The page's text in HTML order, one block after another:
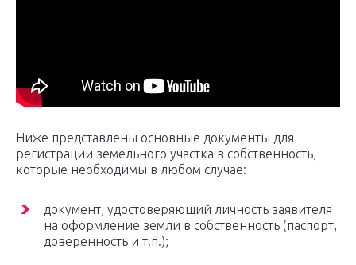
Ниже представлены основные документы для
регистрации земельного участка в собственность,
которые необходимы в любом случае:
документ, удостоверяющий личность заявителя
на оформление земли в собственность (паспорт,
доверенность и т.п.);